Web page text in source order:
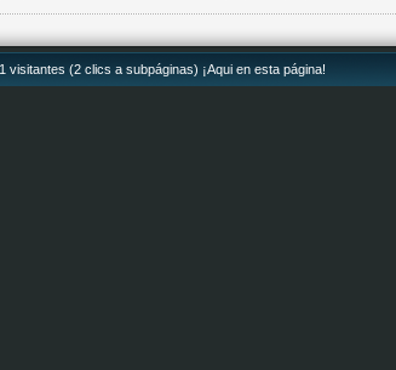
visitantes (2 clics a subpáginas) ¡Aqui en esta página!